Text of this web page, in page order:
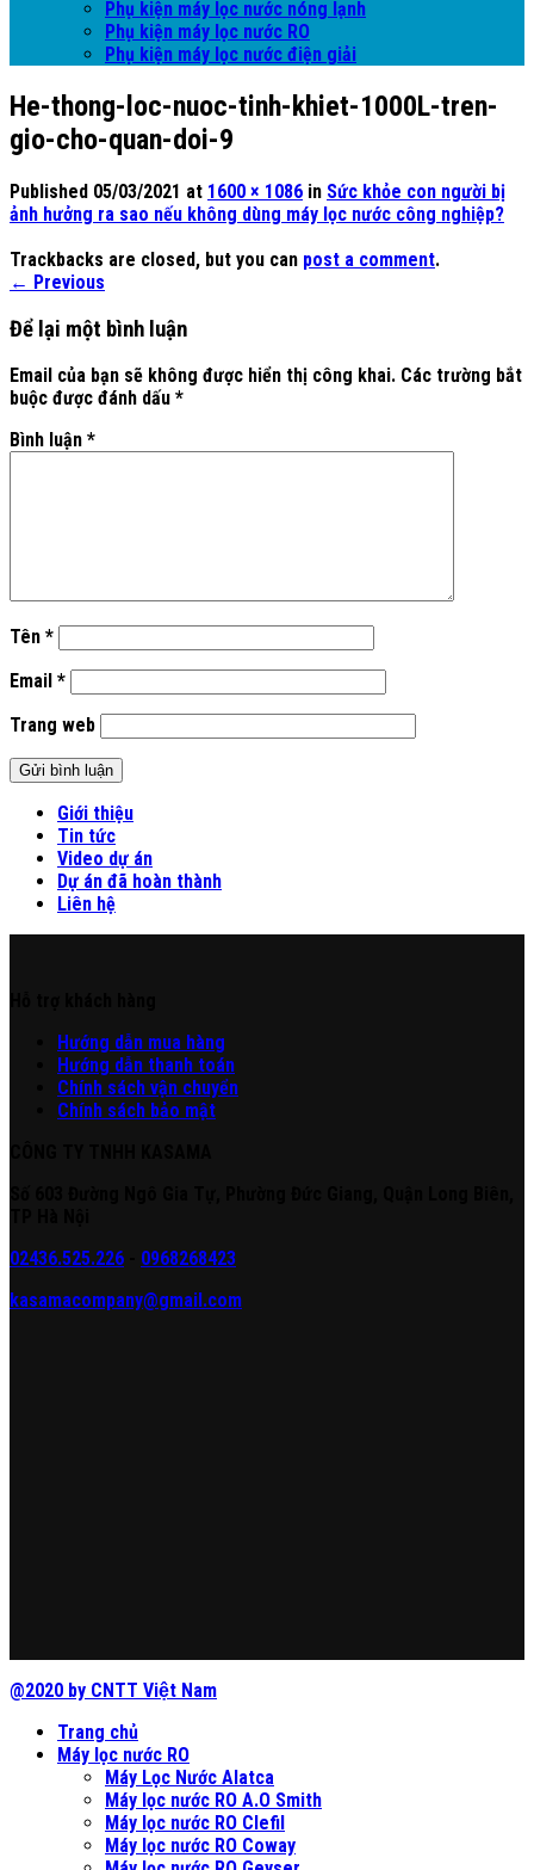
Phụ kiện máy lọc nước nóng lạnh
Phụ kiện máy lọc nước RO
Phụ kiện máy lọc nước điện giải
He-thong-loc-nuoc-tinh-khiet-1000L-tren-
gio-cho-quan-doi-9
Published 05/03/2021 at 1600 × 1086 in Sức khỏe con người bị
ảnh hưởng ra sao nếu không dùng máy lọc nước công nghiệp?
Trackbacks are closed, but you can post a comment.
← Previous
Để lại một bình luận
Email của bạn sẽ không được hiển thị công khai. Các trường bắt
buộc được đánh dấu *
Bình luận *
Tên *
Email *
Trang web
Giới thiệu
Tin tức
Video dự án
Dự án đã hoàn thành
Liên hệ
Hướng dẫn mua hàng
Hướng dẫn thanh toán
Chính sách vận chuyển
Chính sách bảo mật
02436.525.226
0968268423
kasamacompany@gmail.com
@2020 by CNTT Việt Nam
Trang chủ
Máy lọc nước RO
Máy Lọc Nước Alatca
Máy lọc nước RO A.O Smith
Máy lọc nước RO Clefil
Máy lọc nước RO Coway